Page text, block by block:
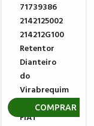
71739386
2142125002
214212G100
Retentor
Dianteiro
do
Virabrequim
HYUNDAI
FIAT
COMPRAR